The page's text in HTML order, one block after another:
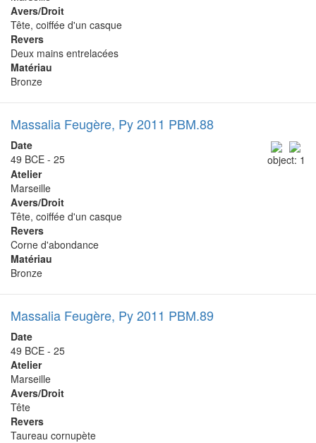
Avers/Droit
Tête, coiffée d'un casque
Revers
Deux mains entrelacées
Matériau
Bronze
Massalia Feugère, Py 2011 PBM.88
object: 1
Date
49 BCE - 25
Atelier
Marseille
Avers/Droit
Tête, coiffée d'un casque
Revers
Corne d'abondance
Matériau
Bronze
Massalia Feugère, Py 2011 PBM.89
Date
49 BCE - 25
Atelier
Marseille
Avers/Droit
Tête
Revers
Taureau cornupète